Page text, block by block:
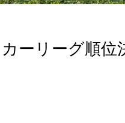
カーリーグ順